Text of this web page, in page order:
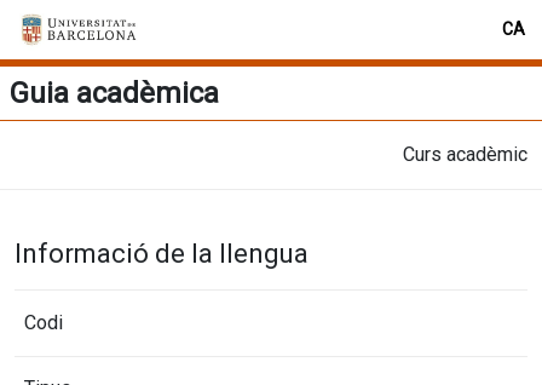
CA
Guia acadèmica
Curs acadèmic
Informació de la llengua
Codi